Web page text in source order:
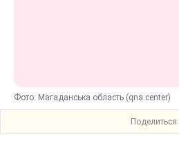
Фото: Магаданська область (qna.center)
Поделиться: